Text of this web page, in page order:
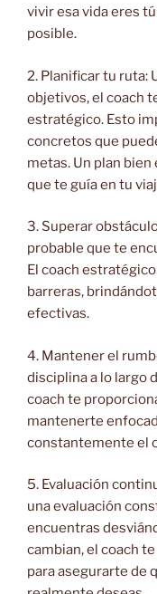
vivir esa vida eres
posible.
2. Planificar tu ruta:
objetivos, el coach
estratégico. Esto
concretos que
metas. Un plan
que te guía en tu
3. Superar
probable que te
El coach
barreras,
efectivas.
4. Mantener el
disciplina a lo largo
coach te
mantenerte
constantemente el
5. Evaluación
una evaluación
encuentras
cambian, el coach
para asegurarte de